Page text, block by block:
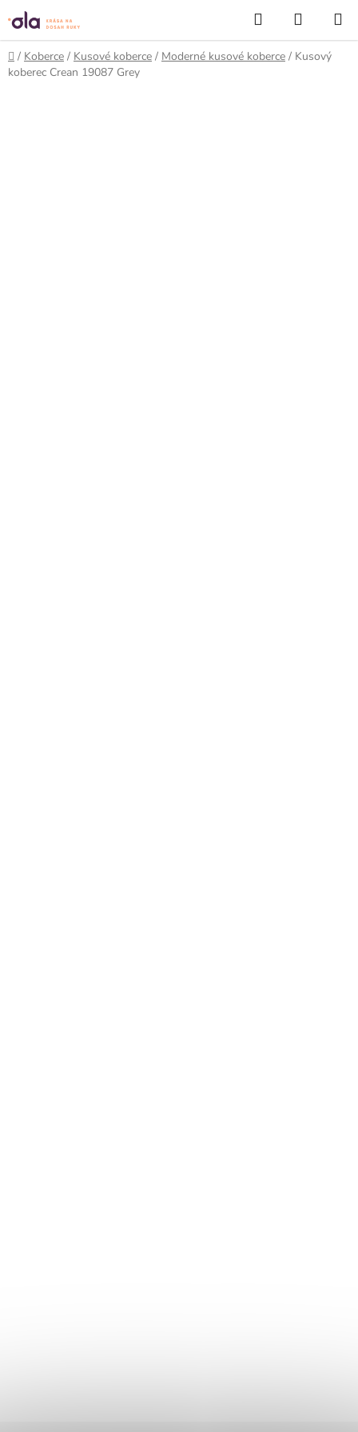
Prejsť
na
obsah
Hľadať
KOŠÍK
Domov
/ Koberce / Kusové koberce / Moderné kusové koberce / Kusový
koberec Crean 19087 Grey